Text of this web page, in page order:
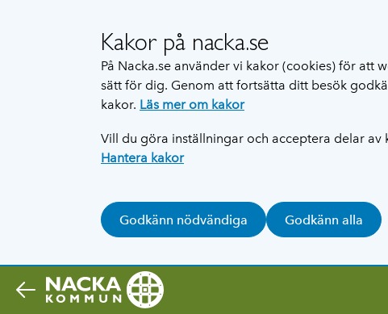
Kakor på nacka.se
På Nacka.se använder vi kakor (cookies) för att
sätt för dig. Genom att fortsätta ditt besök
kakor. Läs mer om kakor
Vill du göra inställningar och acceptera delar av
Hantera kakor
Godkänn nödvändiga Godkänn alla